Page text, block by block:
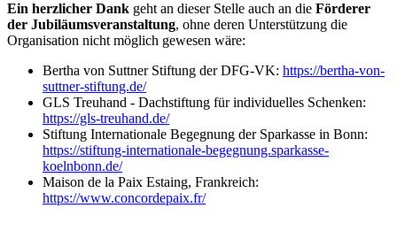
Ein herzlicher Dank geht an dieser Stelle auch an die Förderer
der Jubiläumsveranstaltung, ohne deren Unterstützung die
Organisation nicht möglich gewesen wäre:
Bertha von Suttner Stiftung der DFG-VK: https://bertha-von-
suttner-stiftung.de/
GLS Treuhand - Dachstiftung für individuelles Schenken:
https://gls-treuhand.de/
Stiftung Internationale Begegnung der Sparkasse in Bonn:
https://stiftung-internationale-begegnung.sparkasse-
koelnbonn.de/
Maison de la Paix Estaing, Frankreich:
https://www.concordepaix.fr/